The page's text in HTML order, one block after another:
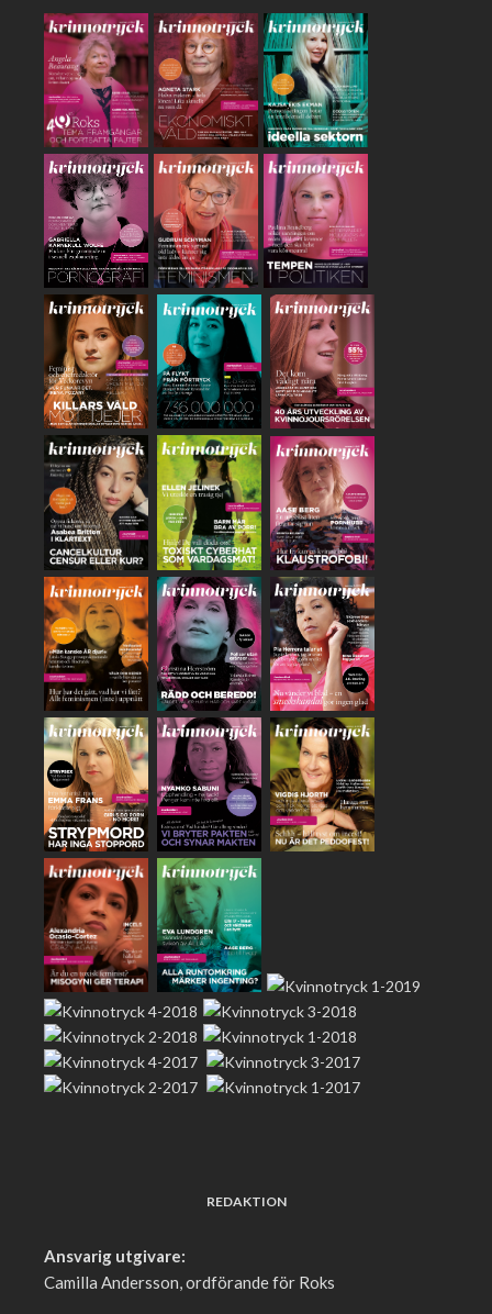
REDAKTION
Ansvarig utgivare:
Camilla Andersson, ordförande för Roks